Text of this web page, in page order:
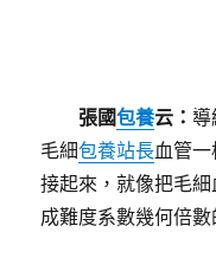
張國包養云：導
毛細包養站長血管
接起來，就像把毛
成難度系數幾何倍數